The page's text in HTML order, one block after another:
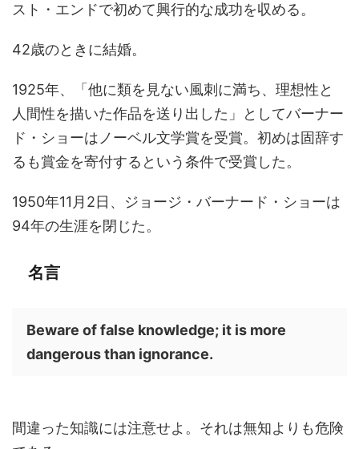
スト・エンドで初めて興行的な成功を収める。
42歳のときに結婚。
1925年、「他に類を見ない風刺に満ち、理想性と
人間性を描いた作品を送り出した」としてバーナー
ド・ショーはノーベル文学賞を受賞。初めは固辞す
るも賞金を寄付するという条件で受賞した。
1950年11月2日、ジョージ・バーナード・ショーは
94年の生涯を閉じた。
名言
Beware of false knowledge; it is more
dangerous than ignorance.
間違った知識には注意せよ。それは無知よりも危険